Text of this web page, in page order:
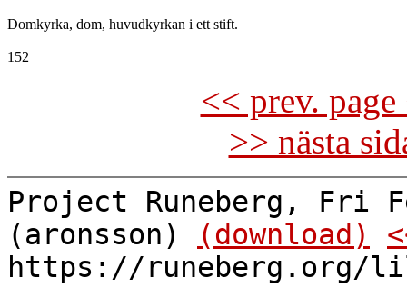
Domkyrka, dom, huvudkyrkan i ett stift.
<< prev.
>> nästa
Project Runeberg, Fri
(aronsson)
(download)
https://runeberg.org/